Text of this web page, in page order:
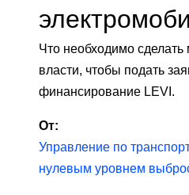
Что необходимо
власти, чтобы подать
финансирование LEVI.
От:
Управление по
нулевым уровнем